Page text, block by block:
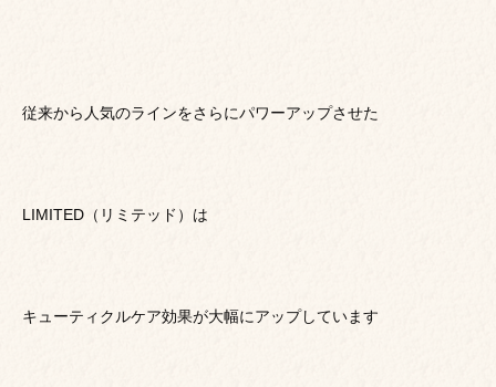
従来から人気のラインをさらにパワーアップさせた
LIMITED（リミテッド）は
キューティクルケア効果が大幅にアップしています